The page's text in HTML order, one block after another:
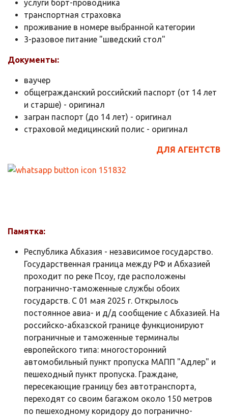
услуги борт-проводника
транспортная страховка
проживание в номере выбранной категории
3-разовое питание "шведский стол"
Документы:
ваучер
общегражданский российский паспорт (от 14 лет
и старше) - оригинал
загран паспорт (до 14 лет) - оригинал
страховой медицинский полис - оригинал
ДЛЯ АГЕНТСТВ
Памятка:
Республика Абхазия - независимое государство.
Государственная граница между РФ и Абхазией
проходит по реке Псоу, где расположены
погранично-таможенные службы обоих
государств. C 01 мая 2025 г. Открылось
постоянное авиа- и д/д сообщение с Абхазией. На
российско-абхазской границе функционируют
пограничные и таможенные терминалы
европейского типа: многосторонний
автомобильный пункт пропуска МАПП "Адлер" и
пешеходный пункт пропуска. Граждане,
пересекающие границу без автотранспорта,
переходят со своим багажом около 150 метров
по пешеходному коридору до погранично-